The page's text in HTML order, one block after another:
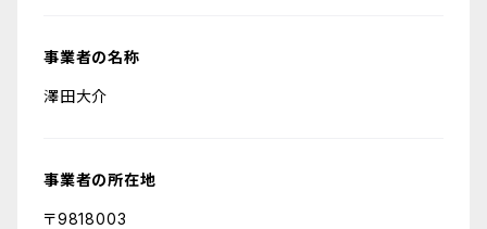
事業者の名称
澤田大介
事業者の所在地
〒9818003